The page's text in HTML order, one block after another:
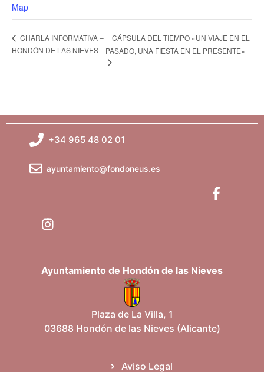
Map
CHARLA INFORMATIVA –
HONDÓN DE LAS NIEVES
CÁPSULA DEL TIEMPO «UN VIAJE EN EL
PASADO, UNA FIESTA EN EL PRESENTE»
+34 965 48 02 01
ayuntamiento@fondoneus.es
Ayuntamiento de Hondón de las Nieves
Plaza de La Villa, 1
03688 Hondón de las Nieves (Alicante)
Aviso Legal